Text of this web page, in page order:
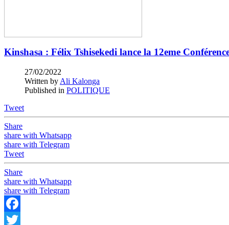
Kinshasa : Félix Tshisekedi lance la 12eme
27/02/2022
Written by Ali Kalonga
Published in POLITIQUE
Tweet
Share
share with Whatsapp
share with Telegram
Tweet
Share
share with Whatsapp
share with Telegram
Facebook